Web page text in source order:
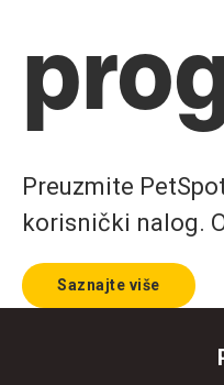
Preuzmite
korisnički nalog.
Saznajte više